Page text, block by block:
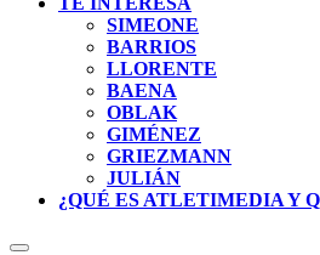
SIMEONE
BARRIOS
LLORENTE
BAENA
OBLAK
GIMÉNEZ
GRIEZMANN
JULIÁN
¿QUÉ ES ATLETIMEDIA Y